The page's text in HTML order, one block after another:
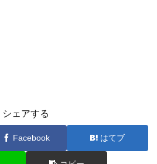
シェアする
Facebook はてブ